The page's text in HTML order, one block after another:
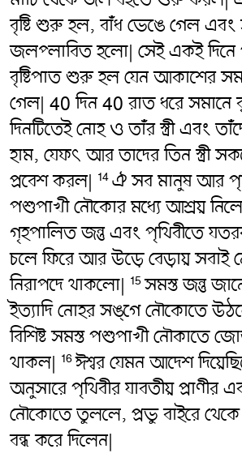
বৃষ্টি শুরু হল, বাঁধ ভেঙে গেল এবং
জলপ্লাবিত হলো| সেই একই দিনে
বৃষ্টিপাত শুরু হল যেন আকাশের
গেল| 40 দিন 40 রাত ধরে সমানে
দিনটিতেই নোহ ও তাঁর স্ত্রী এবং
হাম, যেফৎ আর তাদের তিন স্ত্রী
প্রবেশ করল| 14 ঐ সব মানুষ আর
পশুপাখী নৌকোর মধ্যে আশ্রয়
গৃহপালিত জন্তু এবং পৃথিবীতে
চলে ফিরে আর উড়ে বেড়ায় সবাই
নিরাপদে থাকলো| 15সমস্ত জন্তু
ইত্যাদি নোহর সঙ্গে নৌকোতে
বিশিষ্ট সমস্ত পশুপাখী নৌকাতে
থাকল| 16ঈশ্বর যেমন আদেশ
অনুসারে পৃথিবীর যাবতীয়
নৌকোতে তুললে, প্রভু বাইরে
বন্ধ করে দিলেন|